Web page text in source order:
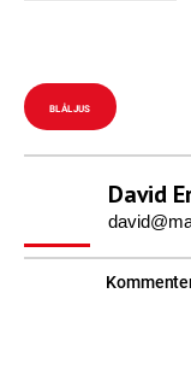
BLÅLJUS
David